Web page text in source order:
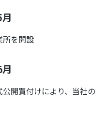
所を開設
開買付けにより、当社の